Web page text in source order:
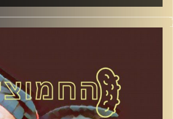
המערכת הפוליטית על ספת הפסיכולוג,
דוד ופרופסור גלעד הירשברגר
קרדיט תמונות:AudioVersity